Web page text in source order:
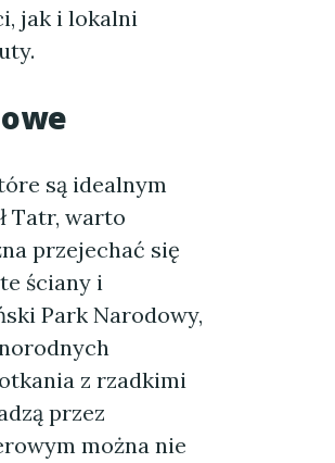
jak i lokalni
są idealnym
Tatr, warto
przejechać się
ściany i
Park Narodowy,
z rzadkimi
przez
można nie